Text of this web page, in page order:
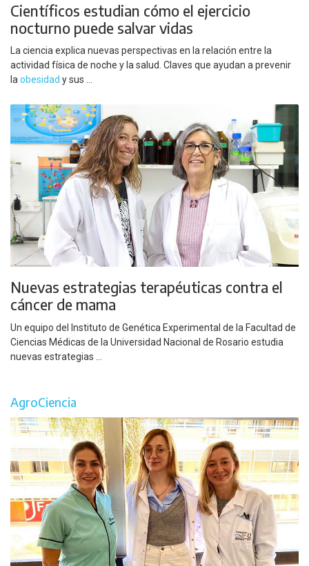
Científicos estudian cómo el ejercicio
nocturno puede salvar vidas
La ciencia explica nuevas perspectivas en la relación entre la
actividad física de noche y la salud. Claves que ayudan a prevenir
laobesidad y sus ...
Nuevas estrategias terapéuticas contra el
cáncer de mama
Un equipo del Instituto de Genética Experimental de la Facultad de
Ciencias Médicas de la Universidad Nacional de Rosario estudia
nuevas estrategias ...
AgroCiencia